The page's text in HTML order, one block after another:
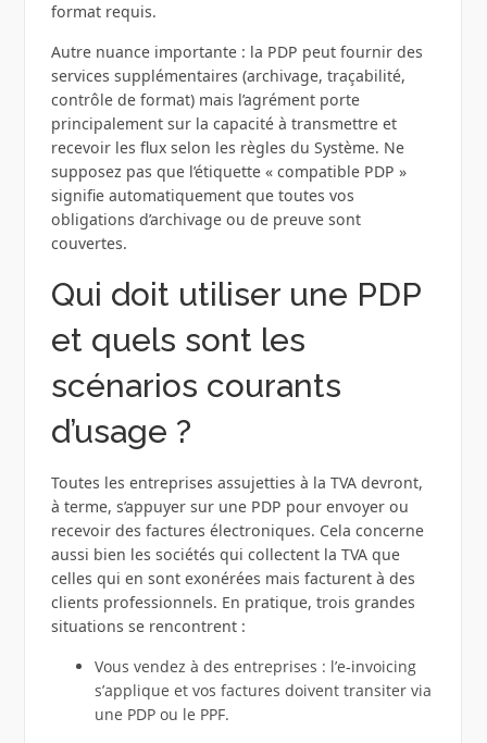
format requis.
Autre nuance importante : la PDP peut fournir des
services supplémentaires (archivage, traçabilité,
contrôle de format) mais l’agrément porte
principalement sur la capacité à transmettre et
recevoir les flux selon les règles du Système. Ne
supposez pas que l’étiquette « compatible PDP »
signifie automatiquement que toutes vos
obligations d’archivage ou de preuve sont
couvertes.
Qui doit utiliser une PDP
et quels sont les
scénarios courants
d’usage ?
Toutes les entreprises assujetties à la TVA devront,
à terme, s’appuyer sur une PDP pour envoyer ou
recevoir des factures électroniques. Cela concerne
aussi bien les sociétés qui collectent la TVA que
celles qui en sont exonérées mais facturent à des
clients professionnels. En pratique, trois grandes
situations se rencontrent :
Vous vendez à des entreprises : l’e‑invoicing
s’applique et vos factures doivent transiter via
une PDP ou le PPF.